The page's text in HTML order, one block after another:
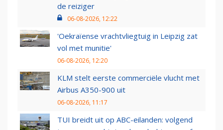
de reiziger
06-08-2026, 12:22
'Oekraïense vrachtvliegtuig in Leipzig zat
vol met munitie'
06-08-2026, 12:20
KLM stelt eerste commerciële vlucht met
Airbus A350-900 uit
06-08-2026, 11:17
TUI breidt uit op ABC-eilanden: volgend